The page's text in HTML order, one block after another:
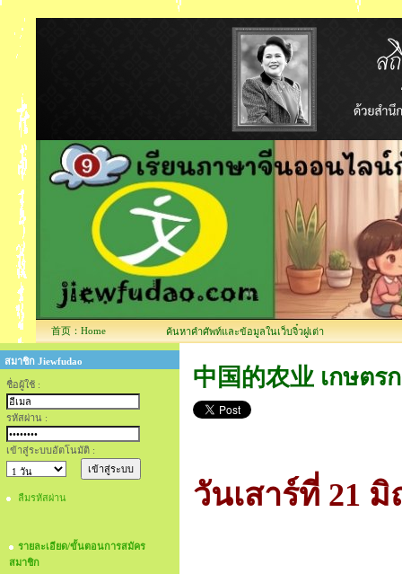
首页：Home ค้นหาคำศัพท์และข้อมูลในเว็บจิ๋วฝูเต่า
สมาชิก Jiewfudao
ชื่อผู้ใช้ :
รหัสผ่าน :
เข้าสู่ระบบอัตโนมัติ :
ลืมรหัสผ่าน
รายละเอียด/ขั้นตอนการสมัคร
สมาชิก
中国的农业 เกษตร
วันเสาร์ที่ 21 มิ